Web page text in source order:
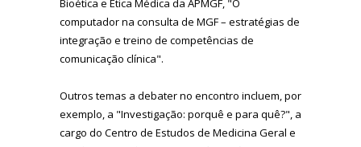
Bioética e Ética Médica da APMGF, "O
computador na consulta de MGF – estratégias de
integração e treino de competências de
comunicação clínica".
Outros temas a debater no encontro incluem, por
exemplo, a "Investigação: porquê e para quê?", a
cargo do Centro de Estudos de Medicina Geral e